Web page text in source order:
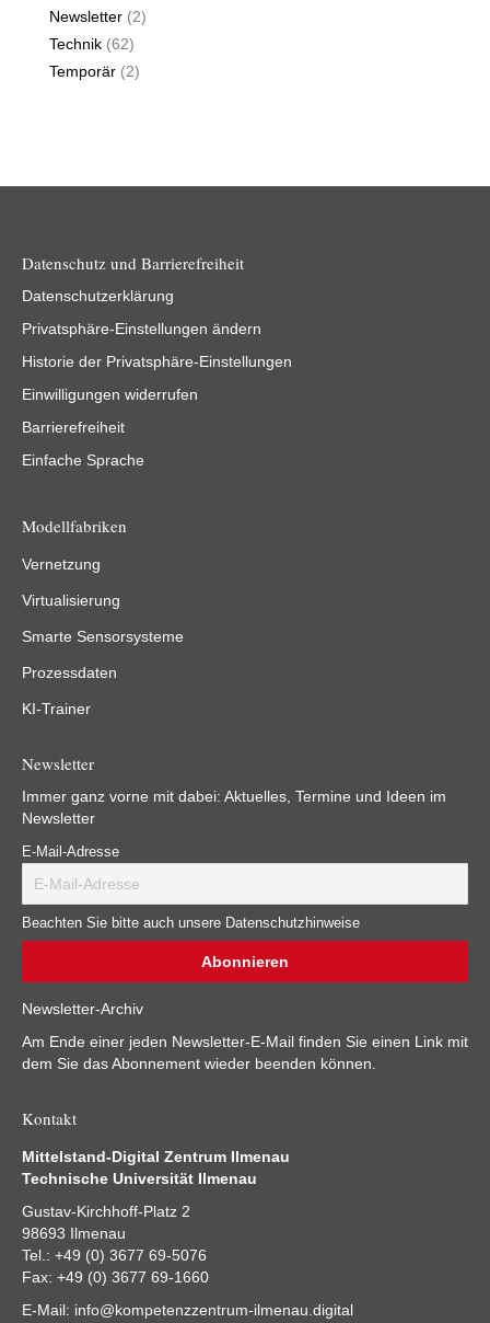
Newsletter (2)
Technik (62)
Temporär (2)
Datenschutz und Barrierefreiheit
Datenschutzerklärung
Privatsphäre-Einstellungen ändern
Historie der Privatsphäre-Einstellungen
Einwilligungen widerrufen
Barrierefreiheit
Einfache Sprache
Modellfabriken
Vernetzung
Virtualisierung
Smarte Sensorsysteme
Prozessdaten
KI-Trainer
Newsletter
Immer ganz vorne mit dabei: Aktuelles, Termine und Ideen im
Newsletter
E-Mail-Adresse
Beachten Sie bitte auch unsere Datenschutzhinweise
Newsletter-Archiv
Am Ende einer jeden Newsletter-E-Mail finden Sie einen Link mit
dem Sie das Abonnement wieder beenden können.
Kontakt
Mittelstand-Digital Zentrum Ilmenau
Technische Universität Ilmenau
Gustav-Kirchhoff-Platz 2
98693 Ilmenau
Tel.: +49 (0) 3677 69-5076
Fax: +49 (0) 3677 69-1660
E-Mail: info@kompetenzzentrum-ilmenau.digital